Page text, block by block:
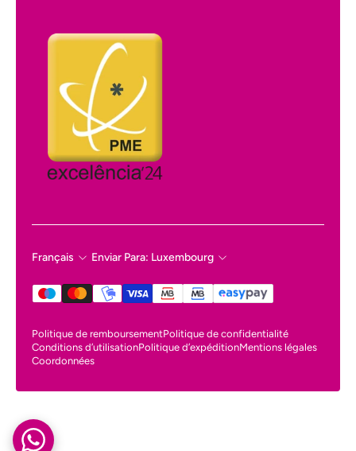
Français Enviar Para: Luxembourg
Politique de remboursementPolitique de confidentialité
Conditions d’utilisationPolitique d’expéditionMentions légales
Coordonnées